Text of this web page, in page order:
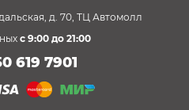
д. 70, ТЦ Автомолл
с 9:00 до 21:00
619 7901